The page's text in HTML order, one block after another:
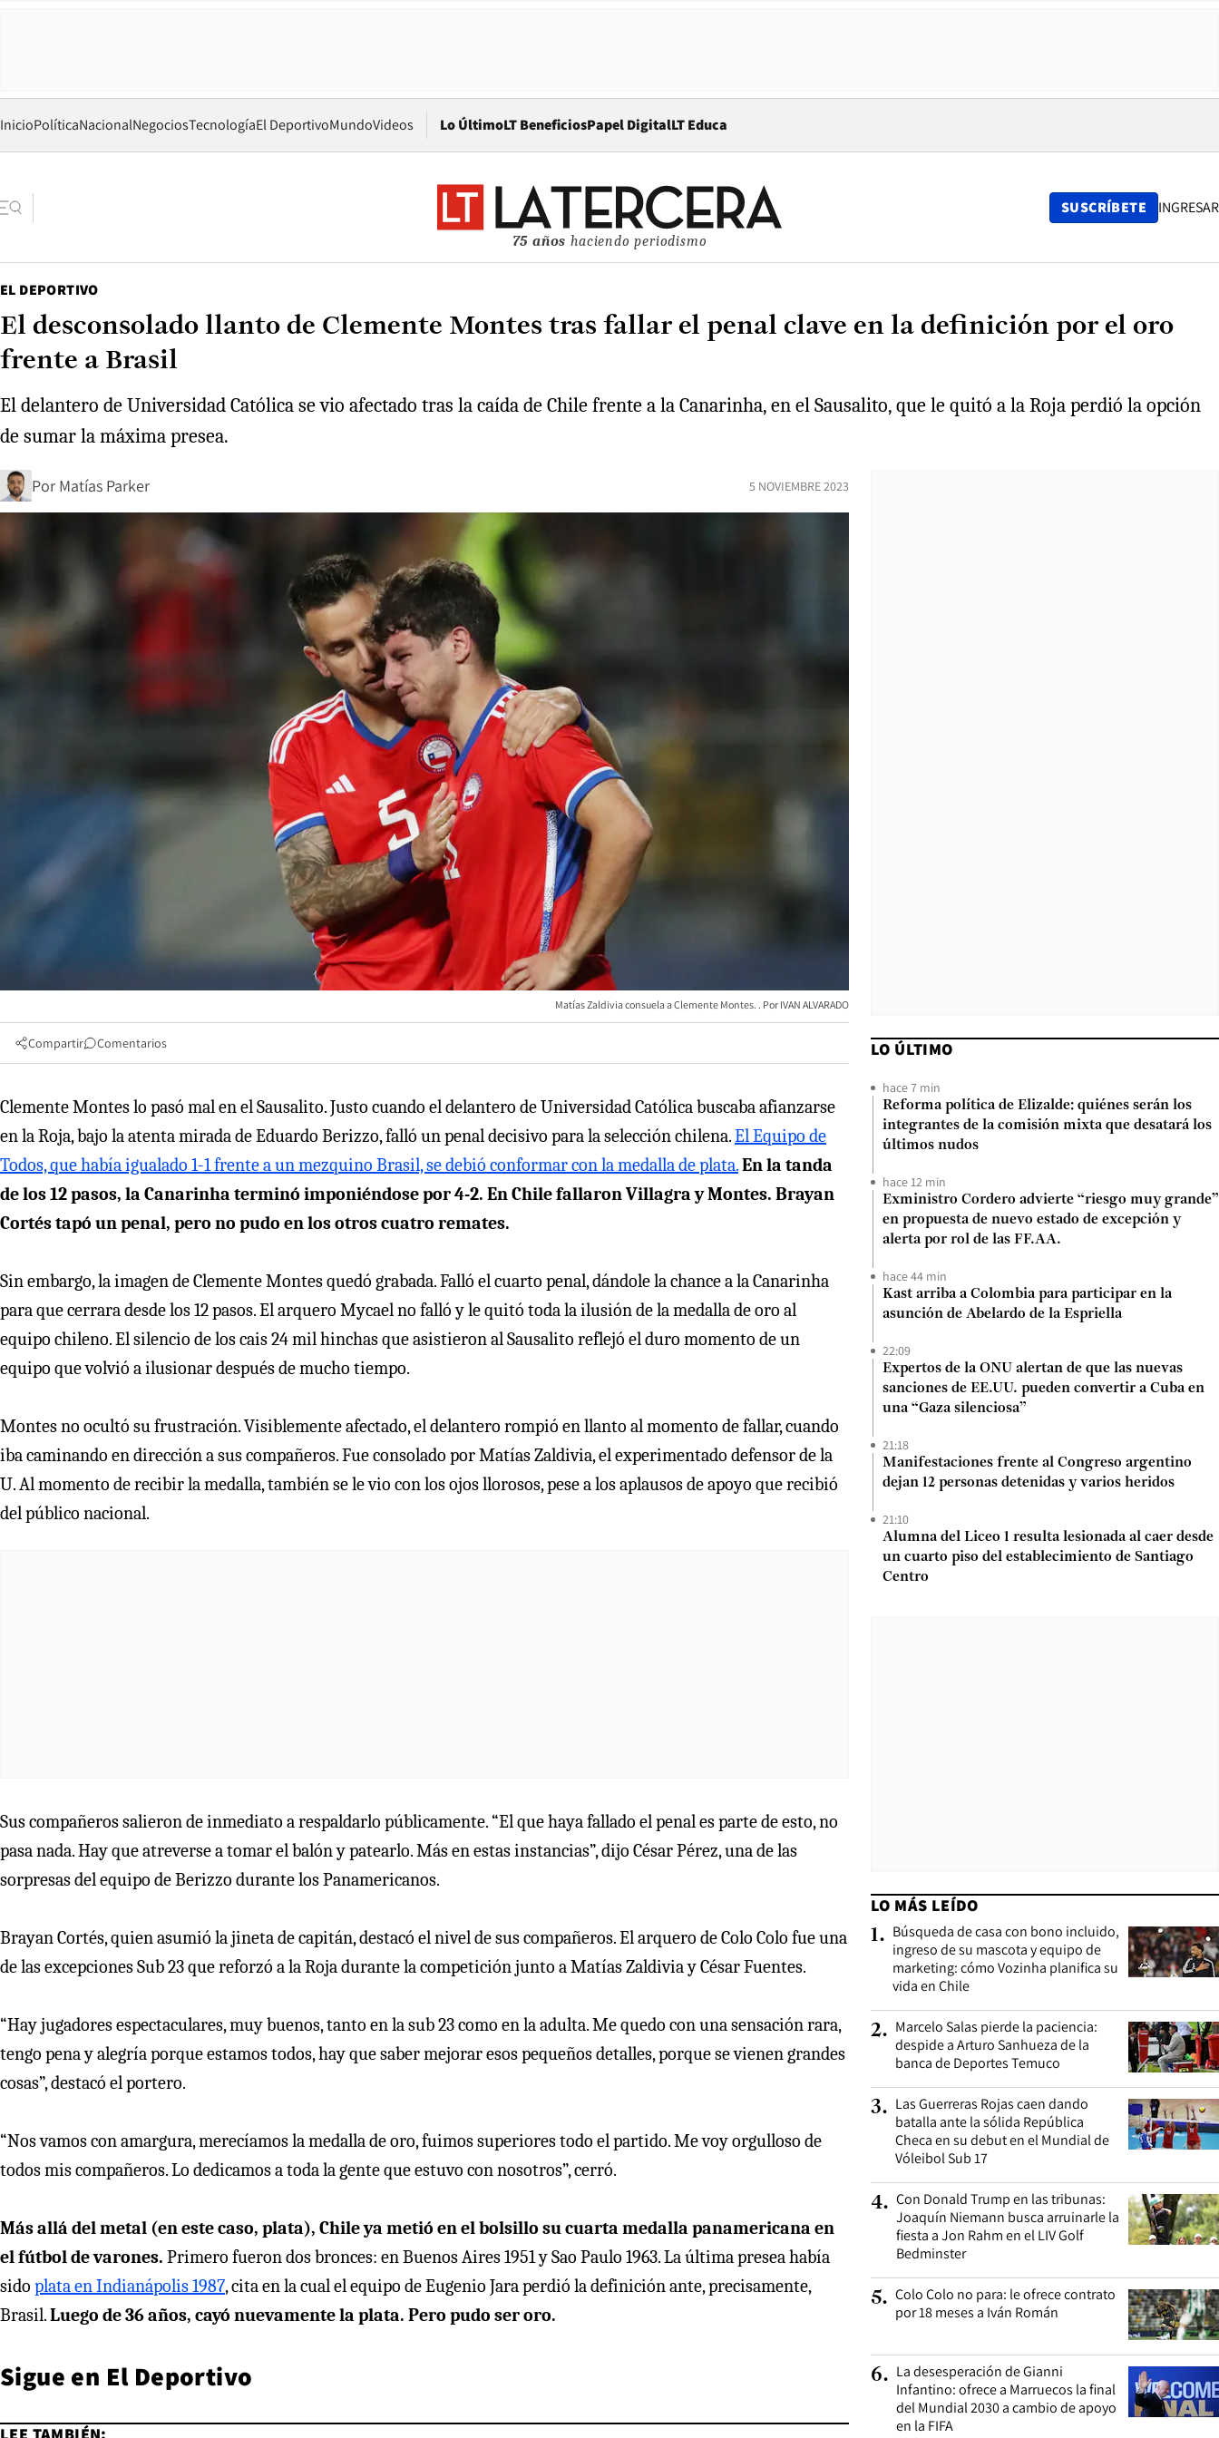
InicioPolíticaNacionalNegociosTecnologíaEl DeportivoMundoVideos Lo ÚltimoLT BeneficiosPapel DigitalOpens in new window
LT Educa
75 años haciendo periodismo
SUSCRÍBETE INGRESAR
EL DEPORTIVO
El desconsolado llanto de Clemente Montes tras fallar el penal clave en la definición por el oro
frente a Brasil
El delantero de Universidad Católica se vio afectado tras la caída de Chile frente a la Canarinha, en el Sausalito, que le quitó a la Roja perdió la opción
de sumar la máxima presea.
Por Matías Parker 5 NOVIEMBRE 2023
Matías Zaldivia consuela a Clemente Montes. IVAN ALVARADO
Compartir Comentarios
Clemente Montes lo pasó mal en el Sausalito. Justo cuando el delantero de Universidad Católica buscaba afianzarse
en la Roja, bajo la atenta mirada de Eduardo Berizzo, falló un penal decisivo para la selección chilena.El Equipo de
Todos, que había igualado 1-1 frente a un mezquino Brasil, se debió conformar con la medalla de plata.En la tanda
de los 12 pasos, la Canarinha terminó imponiéndose por 4-2. En Chile fallaron Villagra y Montes. Brayan
Cortés tapó un penal, pero no pudo en los otros cuatro remates.
Sin embargo, la imagen de Clemente Montes quedó grabada. Falló el cuarto penal, dándole la chance a la Canarinha
para que cerrara desde los 12 pasos. El arquero Mycael no falló y le quitó toda la ilusión de la medalla de oro al
equipo chileno. El silencio de los cais 24 mil hinchas que asistieron al Sausalito reflejó el duro momento de un
equipo que volvió a ilusionar después de mucho tiempo.
Montes no ocultó su frustración. Visiblemente afectado, el delantero rompió en llanto al momento de fallar, cuando
iba caminando en dirección a sus compañeros. Fue consolado por Matías Zaldivia, el experimentado defensor de la
U. Al momento de recibir la medalla, también se le vio con los ojos llorosos, pese a los aplausos de apoyo que recibió
del público nacional.
Sus compañeros salieron de inmediato a respaldarlo públicamente. “El que haya fallado el penal es parte de esto, no
pasa nada. Hay que atreverse a tomar el balón y patearlo. Más en estas instancias”, dijo César Pérez, una de las
sorpresas del equipo de Berizzo durante los Panamericanos.
Brayan Cortés, quien asumió la jineta de capitán, destacó el nivel de sus compañeros. El arquero de Colo Colo fue una
de las excepciones Sub 23 que reforzó a la Roja durante la competición junto a Matías Zaldivia y César Fuentes.
“Hay jugadores espectaculares, muy buenos, tanto en la sub 23 como en la adulta. Me quedo con una sensación rara,
tengo pena y alegría porque estamos todos, hay que saber mejorar esos pequeños detalles, porque se vienen grandes
cosas”, destacó el portero.
“Nos vamos con amargura, merecíamos la medalla de oro, fuimos superiores todo el partido. Me voy orgulloso de
todos mis compañeros. Lo dedicamos a toda la gente que estuvo con nosotros”, cerró.
Más allá del metal (en este caso, plata), Chile ya metió en el bolsillo su cuarta medalla panamericana en
el fútbol de varones. Primero fueron dos bronces: en Buenos Aires 1951 y Sao Paulo 1963. La última presea había
sido plata en Indianápolis 1987, cita en la cual el equipo de Eugenio Jara perdió la definición ante, precisamente,
Brasil.Luego de 36 años, cayó nuevamente la plata. Pero pudo ser oro.
Sigue en El Deportivo
LEE TAMBIÉN:
LO ÚLTIMO
hace 7 min
Reforma política de Elizalde: quiénes serán los
integrantes de la comisión mixta que desatará los
últimos nudos
hace 12 min
Exministro Cordero advierte “riesgo muy grande”
en propuesta de nuevo estado de excepción y
alerta por rol de las FF.AA.
hace 44 min
Kast arriba a Colombia para participar en la
asunción de Abelardo de la Espriella
22:09
Expertos de la ONU alertan de que las nuevas
sanciones de EE.UU. pueden convertir a Cuba en
una “Gaza silenciosa”
21:18
Manifestaciones frente al Congreso argentino
dejan 12 personas detenidas y varios heridos
21:10
Alumna del Liceo 1 resulta lesionada al caer desde
un cuarto piso del establecimiento de Santiago
Centro
LO MÁS LEÍDO
1. Búsqueda de casa con bono incluido,
ingreso de su mascota y equipo de
marketing: cómo Vozinha planifica su
vida en Chile
2. Marcelo Salas pierde la paciencia:
despide a Arturo Sanhueza de la
banca de Deportes Temuco
3. Las Guerreras Rojas caen dando
batalla ante la sólida República
Checa en su debut en el Mundial de
Vóleibol Sub 17
4. Con Donald Trump en las tribunas:
Joaquín Niemann busca arruinarle la
fiesta a Jon Rahm en el LIV Golf
Bedminster
5. Colo Colo no para: le ofrece contrato
por 18 meses a Iván Román
6. La desesperación de Gianni
Infantino: ofrece a Marruecos la final
del Mundial 2030 a cambio de apoyo
en la FIFA